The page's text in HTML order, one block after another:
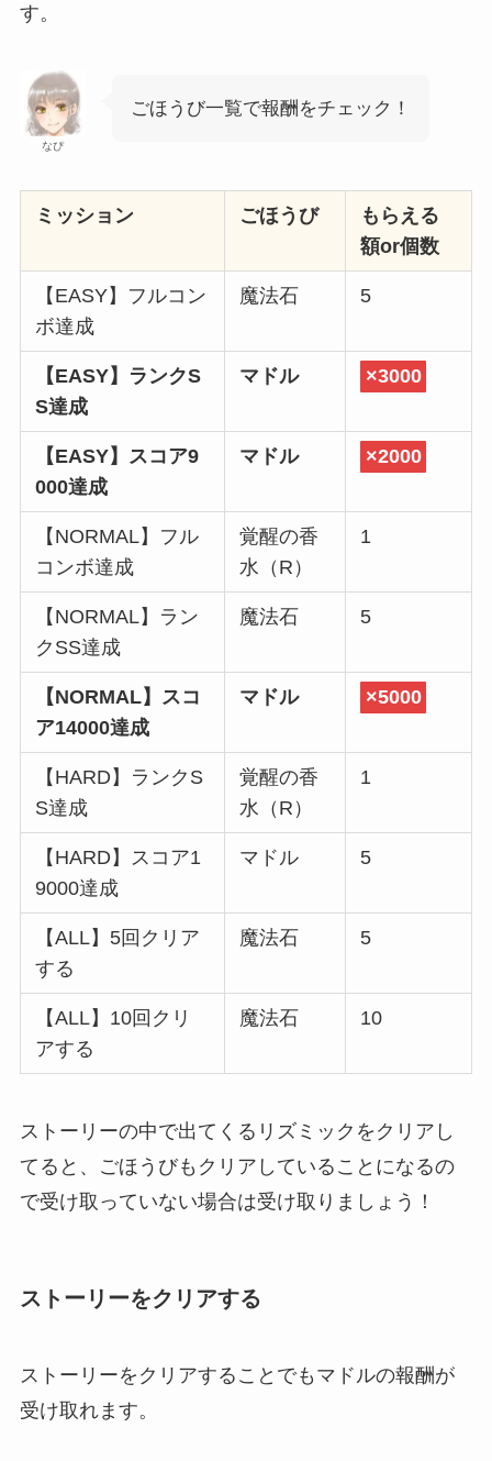
す。
なぴ
ごほうび一覧で報酬をチェック！
ミッション ごほうび
もらえる
額or個数
【EASY】フルコン
ボ達成
魔法石 5
【EASY】ランクS
S達成
マドル ×3000
【EASY】スコア9
000達成
マドル ×2000
【NORMAL】フル
コンボ達成
覚醒の香
水（R）
1
【NORMAL】ラン
クSS達成
魔法石 5
【NORMAL】スコ
ア14000達成
マドル ×5000
【HARD】ランクS
S達成
覚醒の香
水（R）
1
【HARD】スコア1
9000達成
マドル 5
【ALL】5回クリア
する
魔法石 5
【ALL】10回クリ
アする
魔法石 10
ストーリーの中で出てくるリズミックをクリアし
てると、ごほうびもクリアしていることになるの
で受け取っていない場合は受け取りましょう！
ストーリーをクリアする
ストーリーをクリアすることでもマドルの報酬が
受け取れます。